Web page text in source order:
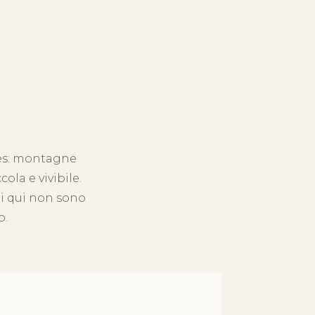
montagne
e vivibile.
qui non sono